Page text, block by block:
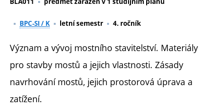
BPC-SI / K letní semestr 4. ročník
Význam a vývoj mostního stavitelství. Materiály
pro stavby mostů a jejich vlastnosti. Zásady
navrhování mostů, jejich prostorová úprava a
zatížení.